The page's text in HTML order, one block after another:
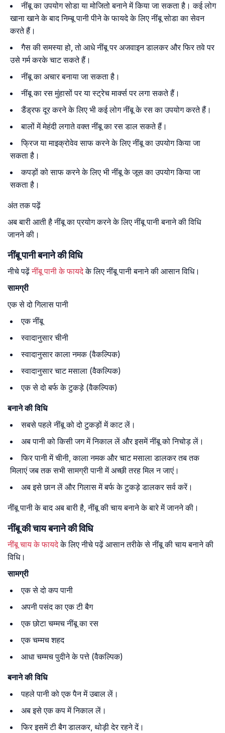
नींबू का उपयोग सोडा या मोजितो बनाने में किया जा सकता है। कई लोग
खाना खाने के बाद निम्बू पानी पीने के फायदे के लिए नींबू सोडा का सेवन
करते हैं।
गैस की समस्या हो, तो आधे नींबू पर अजवाइन डालकर और फिर तवे पर
उसे गर्म करके चाट सकते हैं।
नींबू का अचार बनाया जा सकता है।
नींबू का रस मुंहासों पर या स्ट्रेच मार्क्स पर लगा सकते हैं।
डैंड्रफ दूर करने के लिए भी कई लोग नींबू के रस का उपयोग करते हैं।
बालों में मेहंदी लगाते वक्त नींबू का रस डाल सकते हैं।
फ्रिज या माइक्रोवेव साफ करने के लिए नींबू का उपयोग किया जा
सकता है।
कपड़ों को साफ करने के लिए भी नींबू के जूस का उपयोग किया जा
सकता है।
अंत तक पढ़ें
अब बारी आती है नींबू का प्रयोग करने के लिए नींबू पानी बनाने की विधि
जानने की।
नींबू पानी बनाने की विधि
नीचे पढ़ेंनींबू पानी के फायदेके लिए नींबू पानी बनाने की आसान विधि।
सामग्री
एक से दो गिलास पानी
एक नींबू
स्वादानुसार चीनी
स्वादानुसार काला नमक (वैकल्पिक)
स्वादानुसार चाट मसाला (वैकल्पिक)
एक से दो बर्फ के टुकड़े (वैकल्पिक)
बनानेकीविधि
सबसे पहले नींबू को दो टुकड़ों में काट लें।
अब पानी को किसी जग में निकाल लें और इसमें नींबू को निचोड़ लें।
फिर पानी में चीनी, काला नमक और चाट मसाला डालकर तब तक
मिलाएं जब तक सभी सामग्री पानी में अच्छी तरह मिल न जाएं।
अब इसे छान लें और गिलास में बर्फ के टुकड़े डालकर सर्व करें।
नींबू पानी के बाद अब बारी है, नींबू की चाय बनाने के बारे में जानने की।
नींबू की चाय बनाने की विधि
नींबू चाय के फायदेके लिए नीचे पढ़ें आसान तरीके से नींबू की चाय बनाने की
विधि।
सामग्री
एक से दो कप पानी
अपनी पसंद का एक टी बैग
एक छोटा चम्मच नींबू का रस
एक चम्मच शहद
आधा चम्मच पुदीने के पत्ते (वैकल्पिक)
बनानेकीविधि
पहले पानी को एक पैन में उबाल लें।
अब इसे एक कप में निकाल लें।
फिर इसमें टी बैग डालकर, थोड़ी देर रहने दें।